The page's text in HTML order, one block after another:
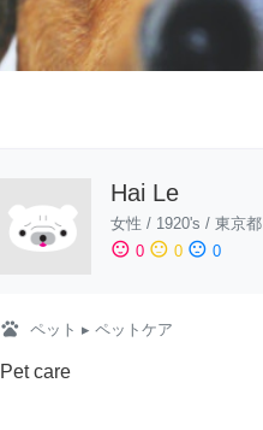
Hai Le
女性 / 1920's / 東京都
sentiment_satisfied 0 sentiment_neutral 0 sentiment_dissatisfied 0
pets ペット ▸ ペットケア
Pet care